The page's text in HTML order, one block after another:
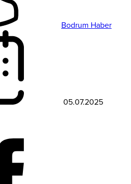
Bodrum Haber
05.07.2025